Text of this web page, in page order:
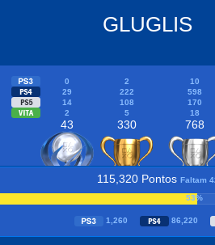
GLUGLIS
0 2
10
29
222
598
14
108
170
2
5 18
43 330 768
115,320 Pontos Faltam
53%
1,260 86,220